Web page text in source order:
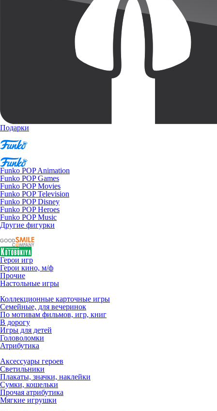
Подарки
Funko POP Animation
Funko POP Games
Funko POP Movies
Funko POP Television
Funko POP Disney
Funko POP Heroes
Funko POP Music
Другие фигурки
Герои игр
Герои кино, м/ф
Прочие
Настольные игры
Коллекционные карточные игры
Семейные, для вечеринок
По мотивам фильмов, игр, книг
В дорогу
Игры для детей
Головоломки
Атрибутика
Аксессуары героев
Светильники
Плакаты, значки, наклейки
Сумки, кошельки
Прочая атрибутика
Мягкие игрушки